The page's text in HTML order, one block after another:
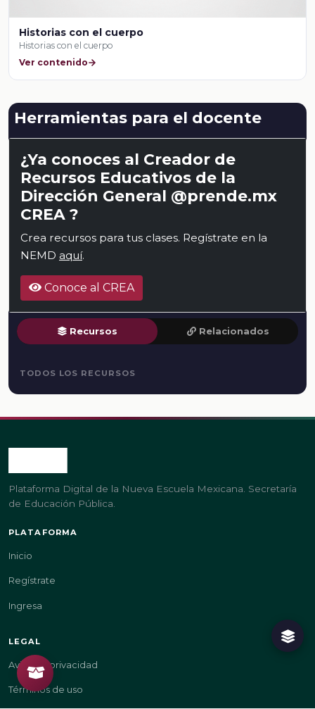
Historias con el cuerpo
Historias con el cuerpo
Ver contenido
Herramientas para el docente
¿Ya conoces al Creador de
Recursos Educativos de la
Dirección General @prende.mx
CREA ?
Crea recursos para tus clases. Regístrate en la
NEMD aquí.
Conoce al CREA
Recursos Relacionados
TODOS LOS RECURSOS
Plataforma Digital de la Nueva Escuela Mexicana. Secretaría
de Educación Pública.
PLATAFORMA
Inicio
Regístrate
Ingresa
LEGAL
Aviso de privacidad
Términos de uso